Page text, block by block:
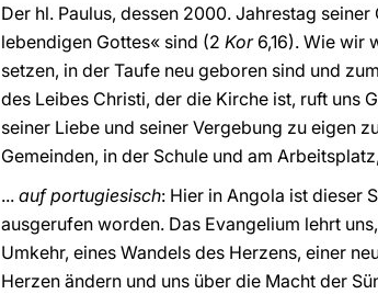
Der hl. Paulus, dessen 2000. Jahrestag
lebendigen Gottes« sind (2 Kor 6,16). Wie wir
setzen, in der Taufe neu geboren sind und
des Leibes Christi, der die Kirche ist, ruft uns
seiner Liebe und seiner Vergebung zu eigen
Gemeinden, in der Schule und am
... auf portugiesisch: Hier in Angola ist dieser
ausgerufen worden. Das Evangelium lehrt
Umkehr, eines Wandels des Herzens, einer
Herzen ändern und uns über die Macht der